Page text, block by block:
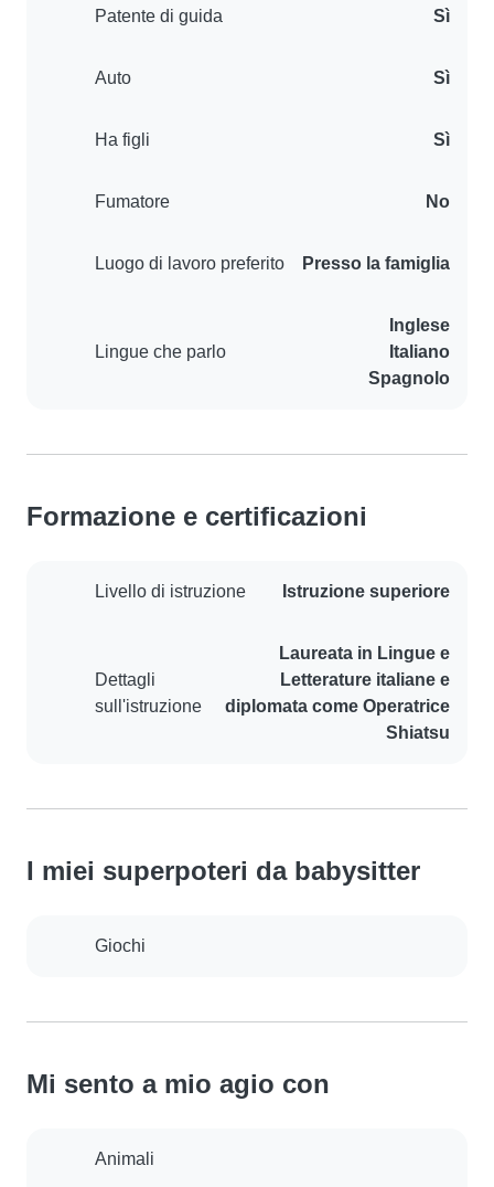
Patente di guida Sì
Auto Sì
Ha figli Sì
Fumatore No
Luogo di lavoro preferito Presso la famiglia
Lingue che parlo
Inglese
Italiano
Spagnolo
Formazione e certificazioni
Livello di istruzione Istruzione superiore
Dettagli
sull'istruzione
Laureata in Lingue e
Letterature italiane e
diplomata come Operatrice
Shiatsu
I miei superpoteri da babysitter
Giochi
Mi sento a mio agio con
Animali